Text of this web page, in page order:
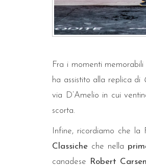
Fra i momenti
ha assistito alla replica di
via D’Amelio in cui
scorta.
Infine, ricordiamo che
Classiche che nella
canadese
Robert Carsen